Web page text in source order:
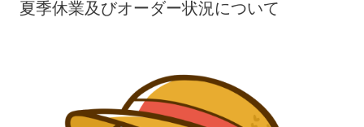
夏季休業及びオーダー状況について